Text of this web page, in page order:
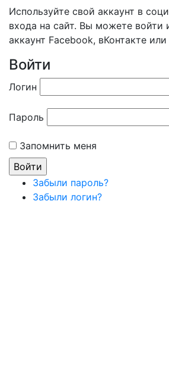
Используйте свой аккаунт в
входа на сайт. Вы можете войти
аккаунт Facebook, вКонтакте
Войти
Логин
Пароль
Запомнить меня
Забыли пароль?
Забыли логин?